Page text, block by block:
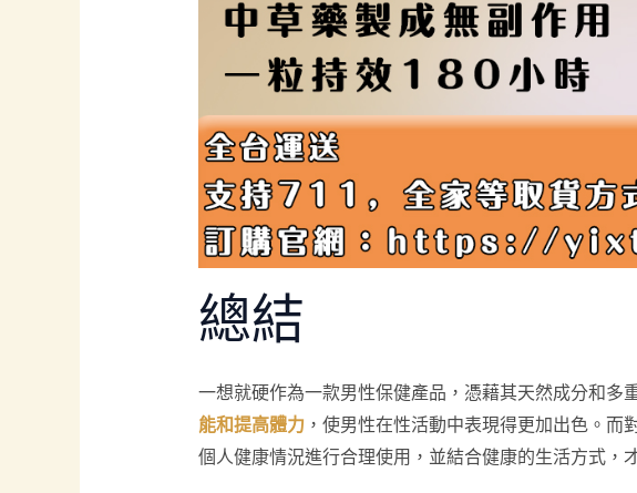
總結
一想就硬作為一款男性保健產品，憑藉其天然成分和多
能和提高體力，使男性在性活動中表現得更加出色。而
個人健康情況進行合理使用，並結合健康的生活方式，